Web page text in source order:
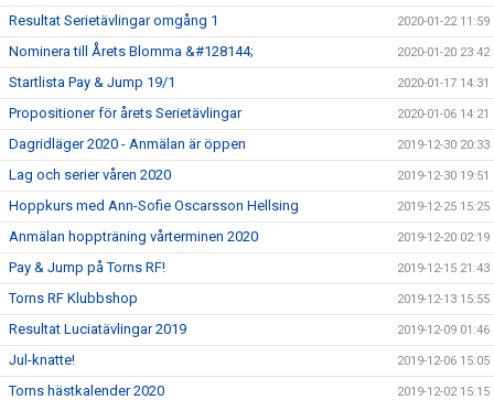
Resultat Serietävlingar omgång 1 2020-01-22 11:59
Nominera till Årets Blomma &#128144; 2020-01-20 23:42
Startlista Pay & Jump 19/1 2020-01-17 14:31
Propositioner för årets Serietävlingar 2020-01-06 14:21
Dagridläger 2020 - Anmälan är öppen 2019-12-30 20:33
Lag och serier våren 2020 2019-12-30 19:51
Hoppkurs med Ann-Sofie Oscarsson Hellsing 2019-12-25 15:25
Anmälan hoppträning vårterminen 2020 2019-12-20 02:19
Pay & Jump på Torns RF! 2019-12-15 21:43
Torns RF Klubbshop 2019-12-13 15:55
Resultat Luciatävlingar 2019 2019-12-09 01:46
Jul-knatte! 2019-12-06 15:05
Torns hästkalender 2020 2019-12-02 15:15